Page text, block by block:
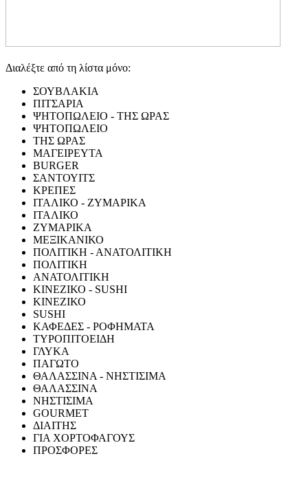
Διαλέξτε από τη λίστα μόνο:
ΣΟΥΒΛΑΚΙΑ
ΠΙΤΣΑΡΙΑ
ΨΗΤΟΠΩΛΕΙΟ - ΤΗΣ ΩΡΑΣ
ΨΗΤΟΠΩΛΕΙΟ
ΤΗΣ ΩΡΑΣ
ΜΑΓΕΙΡΕΥΤΑ
BURGER
ΣΑΝΤΟΥΙΤΣ
ΚΡΕΠΕΣ
ΙΤΑΛΙΚΟ - ΖΥΜΑΡΙΚΑ
ΙΤΑΛΙΚΟ
ΖΥΜΑΡΙΚΑ
ΜΕΞΙΚΑΝΙΚΟ
ΠΟΛΙΤΙΚΗ - ΑΝΑΤΟΛΙΤΙΚΗ
ΠΟΛΙΤΙΚΗ
ΑΝΑΤΟΛΙΤΙΚΗ
ΚΙΝΕΖΙΚΟ - SUSHI
ΚΙΝΕΖΙΚΟ
SUSHI
ΚΑΦΕΔΕΣ - ΡΟΦΗΜΑΤΑ
ΤΥΡΟΠΙΤΟΕΙΔΗ
ΓΛΥΚΑ
ΠΑΓΩΤΟ
ΘΑΛΑΣΣΙΝΑ - ΝΗΣΤΙΣΙΜΑ
ΘΑΛΑΣΣΙΝΑ
ΝΗΣΤΙΣΙΜΑ
GOURMET
ΔΙΑΙΤΗΣ
ΓΙΑ ΧΟΡΤΟΦΑΓΟΥΣ
ΠΡΟΣΦΟΡΕΣ